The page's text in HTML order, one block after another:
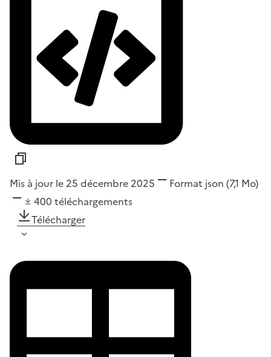
Mis à jour le 25 décembre 2025 Format json (7,1 Mo)
400 téléchargements
Télécharger